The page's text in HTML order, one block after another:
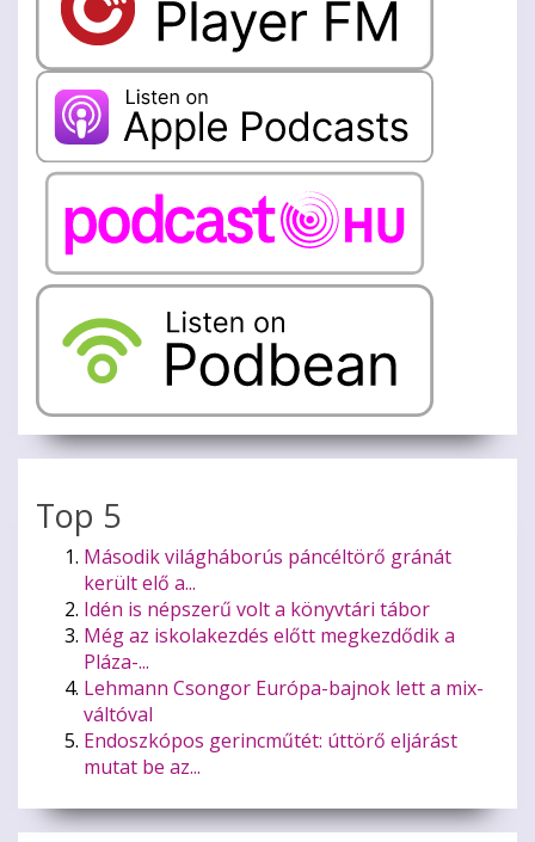
Top 5
Második világháborús páncéltörő gránát
került elő a...
Idén is népszerű volt a könyvtári tábor
Még az iskolakezdés előtt megkezdődik a
Pláza-...
Lehmann Csongor Európa-bajnok lett a mix-
váltóval
Endoszkópos gerincműtét: úttörő eljárást
mutat be az...